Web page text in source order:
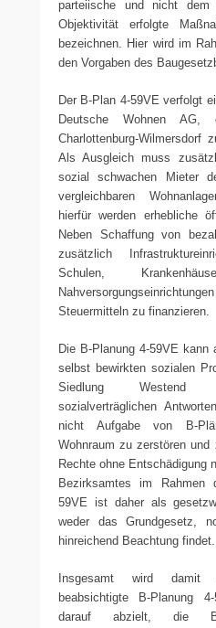
parteiische und nicht dem
Objektivität erfolgte
bezeichnen. Hier wird im
den Vorgaben des
Der B-Plan 4-59VE verfolgt
Deutsche Wohnen
Charlottenburg-Wilmersdorf
Als Ausgleich muss
sozial schwachen Mieter
vergleichbaren
hierfür werden erhebliche
Neben Schaffung von
zusätzlich
Schulen,
Steuermitteln zu finanzieren.
Die B-Planung 4-59VE kann
selbst bewirkten sozialen
Siedlung Westend
sozialverträglichen
nicht Aufgabe von B-
Wohnraum zu zerstören
Rechte ohne Entschädigung
Bezirksamtes im Rahmen
59VE ist daher als
weder das Grundgesetz,
hinreichend Beachtung findet.
Insgesamt wird damit
beabsichtigte B-Planung
darauf abzielt, die